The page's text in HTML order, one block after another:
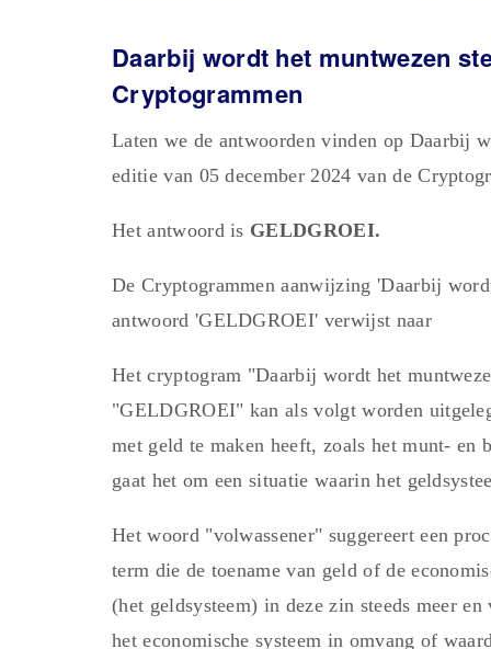
Daarbij wordt het muntwezen
Cryptogrammen
Laten we de antwoorden vinden op Daarbij
editie van 05 december 2024 van de
Het antwoord is GELDGROEI.
De Cryptogrammen aanwijzing 'Daarbij
antwoord 'GELDGROEI' verwijst naar
Het cryptogram "Daarbij wordt het
"GELDGROEI" kan als volgt worden
met geld te maken heeft, zoals het munt- en
gaat het om een situatie waarin het
Het woord "volwassener" suggereert een
term die de toename van geld of de
(het geldsysteem) in deze zin steeds meer
het economische systeem in omvang of